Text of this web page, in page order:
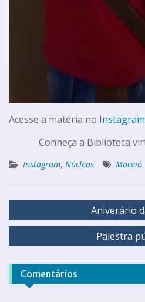
Acesse a matéria no Instagram
Conheça a Biblioteca
Instagram, Núcleos Maceió
Aniverário
Palestra
Comentários